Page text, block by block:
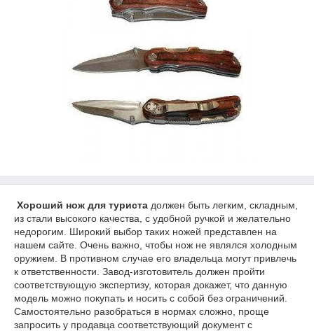
Хороший нож для туриста должен быть легким, складным,
из стали высокого качества, с удобной ручкой и желательно
недорогим. Широкий выбор таких ножей представлен на
нашем сайте. Очень важно, чтобы нож не являлся холодным
оружием. В противном случае его владельца могут привлечь
к ответственности. Завод-изготовитель должен пройти
соответствующую экспертизу, которая докажет, что данную
модель можно покупать и носить с собой без ограничений.
Самостоятельно разобраться в нормах сложно, проще
запросить у продавца соответствующий документ с